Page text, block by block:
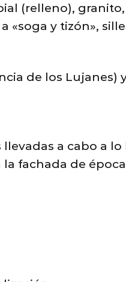
(relleno), granito,
«soga y tizón»,
de los Lujanes)
a cabo a
fachada de